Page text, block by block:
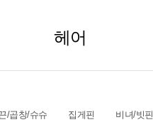
헤어
/곱창/슈슈 집게핀 비녀/빗핀